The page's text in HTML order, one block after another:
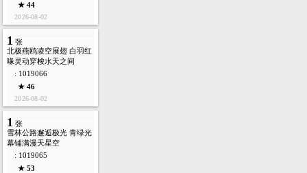
★ 44
2026-08-02
1 张
北极燕鸥凌空展翅 白羽红
喙灵动穿梭水天之间
: 1019066
★ 46
2026-08-02
1 张
雪林公路邂逅极光 青绿光
幕铺满漫天星空
: 1019065
★ 53